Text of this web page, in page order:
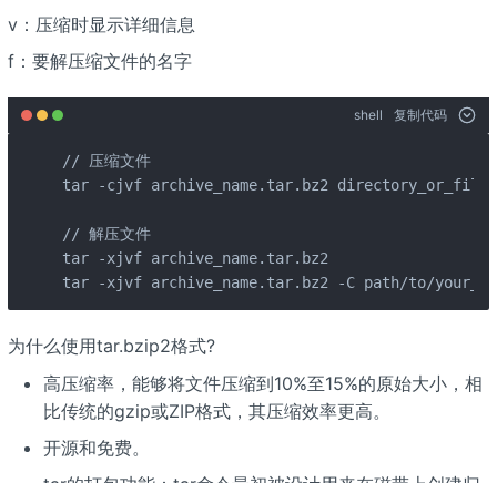
v：压缩时显示详细信息
f：要解压缩文件的名字
shell 复制代码
// 压缩文件
tar -cjvf archive_name.tar.bz2
// 解压文件
tar -xjvf archive_name.tar.bz2
tar -xjvf archive_name.tar.bz2 -C path/to/
为什么使用tar.bzip2格式?
高压缩率，能够将文件压缩到10%至15%的原始大小，相
比传统的gzip或ZIP格式，其压缩效率更高。
开源和免费。